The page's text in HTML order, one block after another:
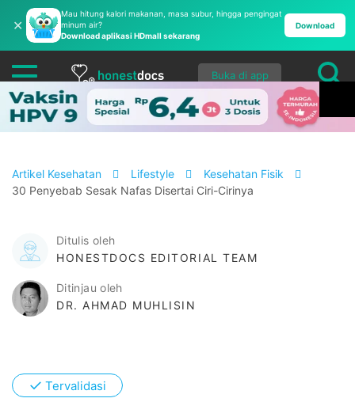
✕
Mau hitung kalori makanan, masa subur, hingga pengingat
minum air?
Download aplikasi HDmall sekarang
Download
Buka di app
Artikel Kesehatan Lifestyle
Kesehatan Fisik
30 Penyebab Sesak Nafas Disertai Ciri-Cirinya
Ditulis oleh
HONESTDOCS EDITORIAL TEAM
Ditinjau oleh
DR. AHMAD MUHLISIN
✓ Tervalidasi